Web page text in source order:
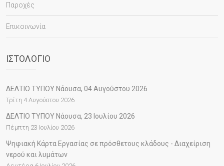
Παροχές
Επικοινωνία
ΙΣΤΟΛΌΓΙΟ
ΔΕΛΤΙΟ ΤΥΠΟΥ Νάουσα, 04 Αυγούστου 2026
Τρίτη 4 Αυγούστου 2026
ΔΕΛΤΙΟ ΤΥΠΟΥ Νάουσα, 23 Ιουλίου 2026
Πέμπτη 23 Ιουλίου 2026
Ψηφιακή Κάρτα Εργασίας σε πρόσθετους κλάδους - Διαχείριση
νερού και λυμάτων